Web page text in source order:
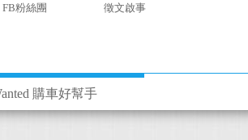
FB粉絲團
徵文啟事
購車好幫手